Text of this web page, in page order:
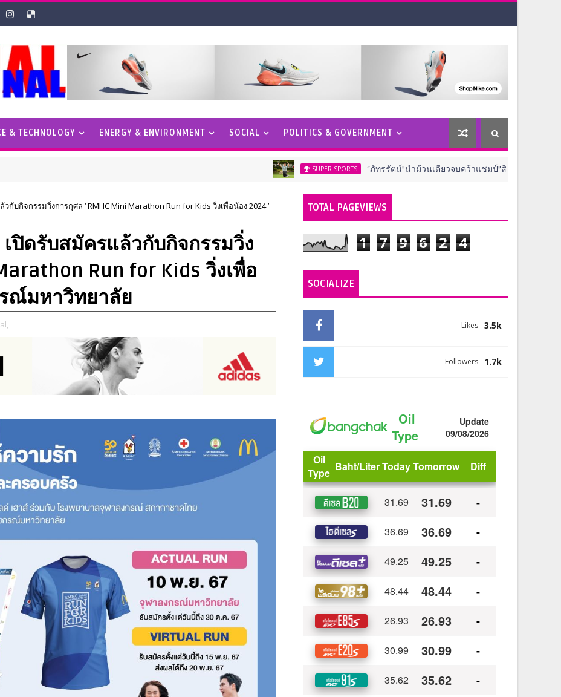
& TECHNOLOGY ENERGY & ENVIRONMENT SOCIAL POLITICS & GOVERNMENT
SUPER SPORTS “ภัทรรัตน์”นำม้วนเดียวจบคว้าแชมป์”สิงห์-เอ็นเอสดีเอฟ” ณ สนา
กับกิจกรรมวิ่งการกุศล ‘ RMHC Mini Marathon Run for Kids วิ่งเพื่อน้อง 2024 ’
ปิดรับสมัครแล้วกับกิจกรรมวิ่ง
Run for Kids วิ่งเพื่อ
ณ์มหาวิทยาลัย
TOTAL PAGEVIEWS
1 7 9 6 2 4
SOCIALIZE
3.5k
Likes
1.7k
Followers